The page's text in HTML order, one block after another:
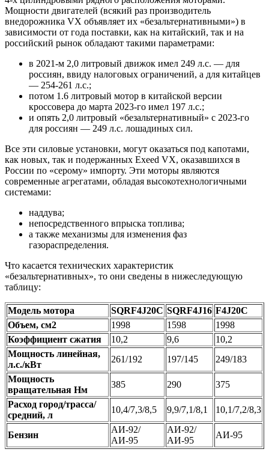
Мощности двигателей (всякий раз производитель
внедорожника VX объявляет их «безальтернативными») в
зависимости от года поставки, как на китайский, так и на
российский рынок обладают такими параметрами:
в 2021-м 2,0 литровый движок имел 249 л.с. — для
россиян, ввиду налоговых ограничений, а для китайцев
— 254-261 л.с.;
потом 1.6 литровый мотор в китайской версии
кроссовера до марта 2023-го имел 197 л.с.;
и опять 2,0 литровый «безальтернативный» с 2023-го
для россиян — 249 л.с. лошадиных сил.
Все эти силовые установки, могут оказаться под капотами,
как новых, так и подержанных Exeed VX, оказавшихся в
России по «серому» импорту. Эти моторы являются
современные агрегатами, обладая высокотехнологичными
системами:
наддува;
непосредственного впрыска топлива;
а также механизмы для изменения фаз
газораспределения.
Что касается технических характеристик
«безальтернативных», то они сведены в нижеследующую
таблицу:
Модель мотора SQRF4J20C SQRF4J16 F4J20C
Объем, см2
1998 1598
1998
Коэффициент сжатия
10,2 9,6
10,2
Мощность линейная,
л.с./кВт
261/192 197/145
249/183
Мощность
вращательная Нм
385 290
375
Расход город/трасса/
средний, л
10,4/7,3/8,5 9,9/7,1/8,1 10,1/7,2/8,3
Бензин
АИ-92/
АИ-95
АИ-92/
АИ-95
АИ-95